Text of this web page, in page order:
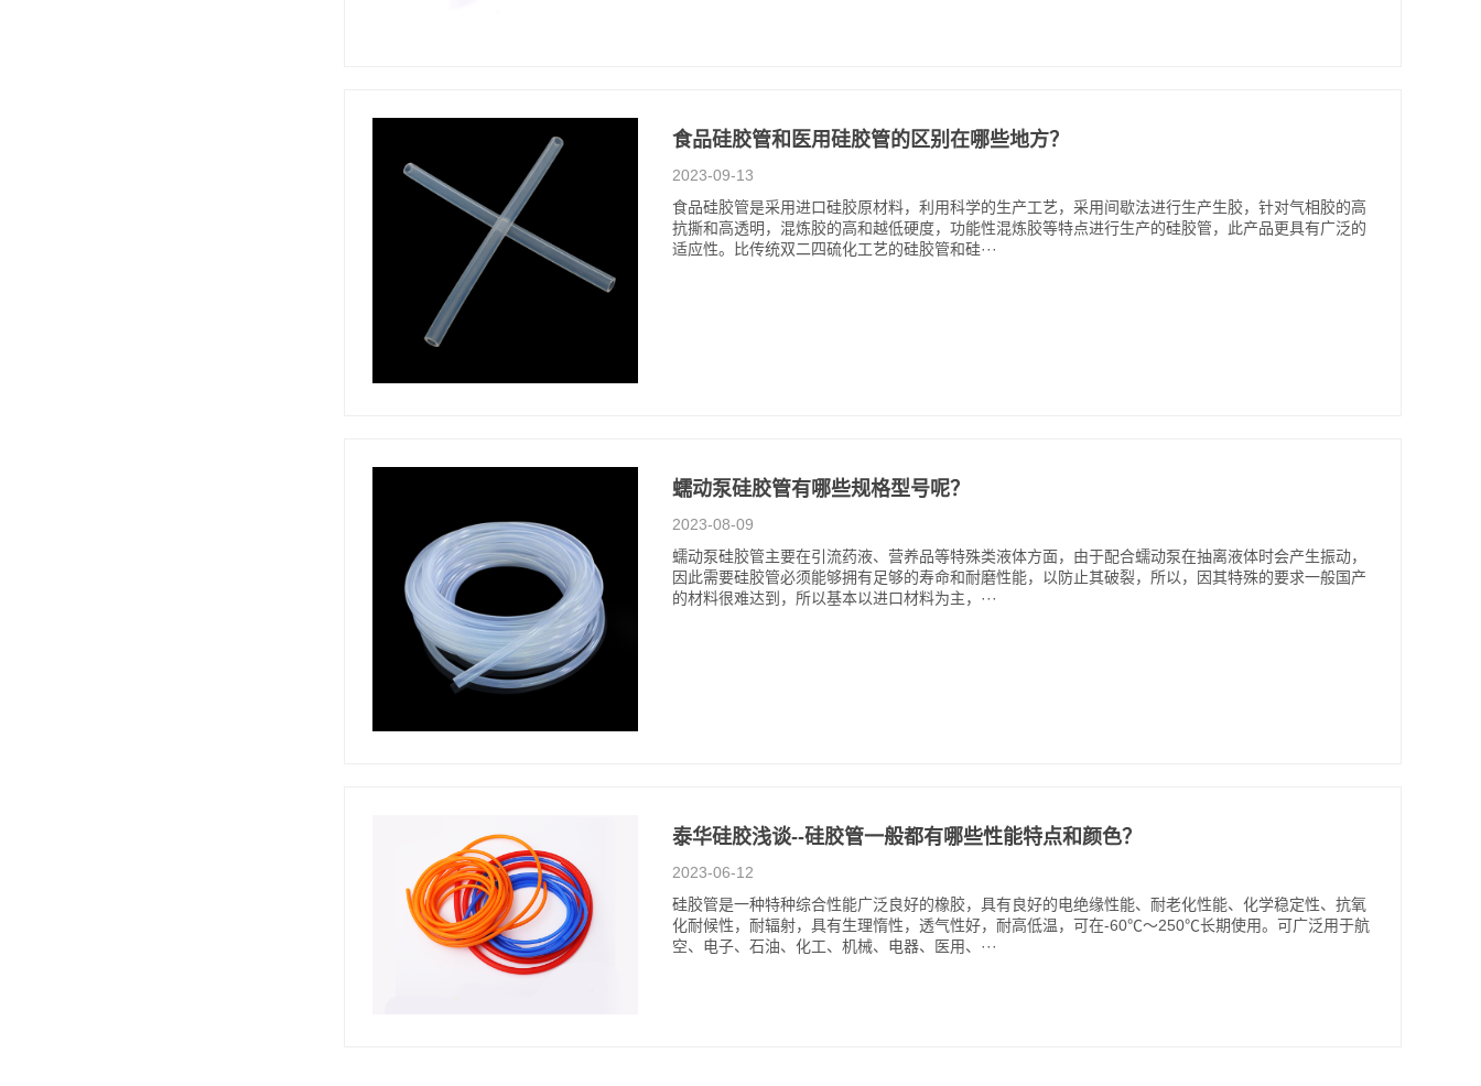
食品硅胶管和医用硅胶管的区别在哪些地方？
2023-09-13
食品硅胶管是采用进口硅胶原材料，利用科学的生产工艺，采用间歇法进行生产生胶，针对气相胶的高
抗撕和高透明，混炼胶的高和越低硬度，功能性混炼胶等特点进行生产的硅胶管，此产品更具有广泛的
适应性。比传统双二四硫化工艺的硅胶管和硅···
蠕动泵硅胶管有哪些规格型号呢？
2023-08-09
蠕动泵硅胶管主要在引流药液、营养品等特殊类液体方面，由于配合蠕动泵在抽离液体时会产生振动，
因此需要硅胶管必须能够拥有足够的寿命和耐磨性能，以防止其破裂，所以，因其特殊的要求一般国产
的材料很难达到，所以基本以进口材料为主，···
泰华硅胶浅谈--硅胶管一般都有哪些性能特点和颜色？
2023-06-12
硅胶管是一种特种综合性能广泛良好的橡胶，具有良好的电绝缘性能、耐老化性能、化学稳定性、抗氧
化耐候性，耐辐射，具有生理惰性，透气性好，耐高低温，可在-60℃～250℃长期使用。可广泛用于航
空、电子、石油、化工、机械、电器、医用、···